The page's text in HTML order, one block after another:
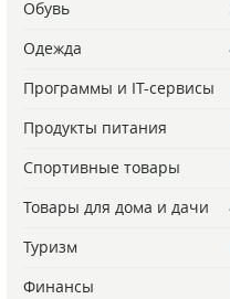
Обувь
Одежда
Программы и IT-сервисы
Продукты питания
Спортивные товары
Товары для дома и дачи
Туризм
Финансы